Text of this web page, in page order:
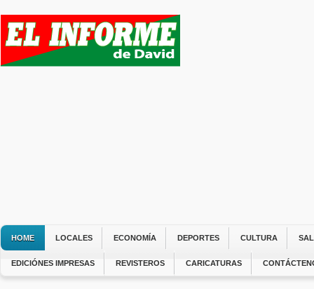
HOME LOCALES ECONOMÍA DEPORTES CULTURA
EDICIÓNES IMPRESAS REVISTEROS CARICATURAS